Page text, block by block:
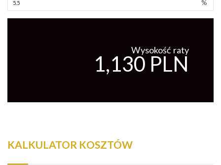
%
Wysokość raty
1,130 PLN
KALKULATOR KOSZTÓW